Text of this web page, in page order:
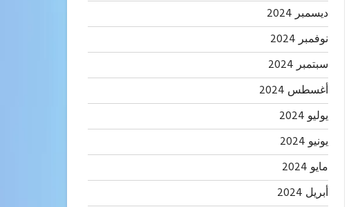
ديسمبر 2024
نوفمبر 2024
سبتمبر 2024
أغسطس 2024
يوليو 2024
يونيو 2024
مايو 2024
أبريل 2024